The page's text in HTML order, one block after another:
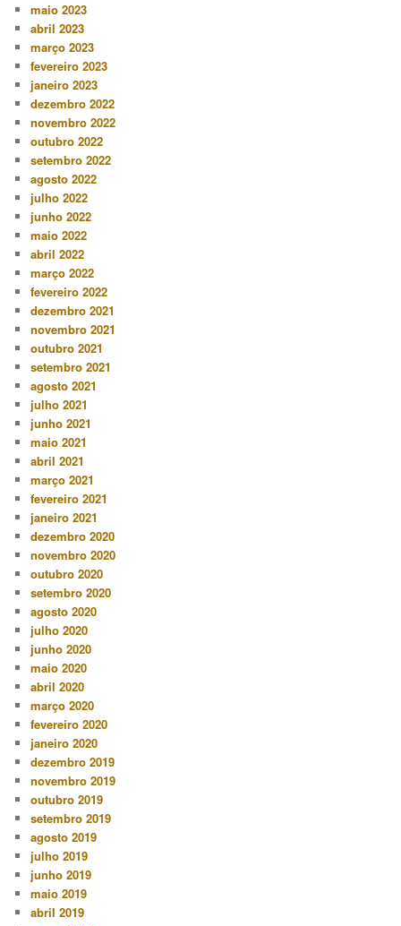
maio 2023
abril 2023
março 2023
fevereiro 2023
janeiro 2023
dezembro 2022
novembro 2022
outubro 2022
setembro 2022
agosto 2022
julho 2022
junho 2022
maio 2022
abril 2022
março 2022
fevereiro 2022
dezembro 2021
novembro 2021
outubro 2021
setembro 2021
agosto 2021
julho 2021
junho 2021
maio 2021
abril 2021
março 2021
fevereiro 2021
janeiro 2021
dezembro 2020
novembro 2020
outubro 2020
setembro 2020
agosto 2020
julho 2020
junho 2020
maio 2020
abril 2020
março 2020
fevereiro 2020
janeiro 2020
dezembro 2019
novembro 2019
outubro 2019
setembro 2019
agosto 2019
julho 2019
junho 2019
maio 2019
abril 2019